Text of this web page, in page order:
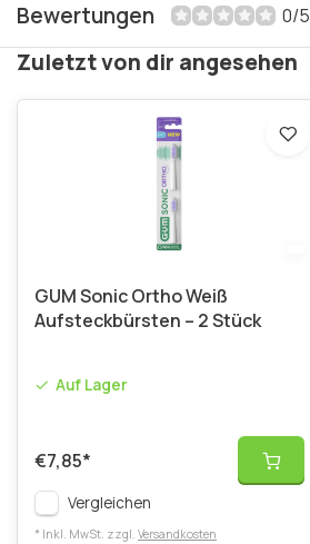
Bewertungen 0/5
Zuletzt von dir angesehen
GUM Sonic Ortho Weiß
Aufsteckbürsten – 2 Stück
Auf Lager
€7,85*
Vergleichen
* Inkl. MwSt. zzgl. Versandkosten